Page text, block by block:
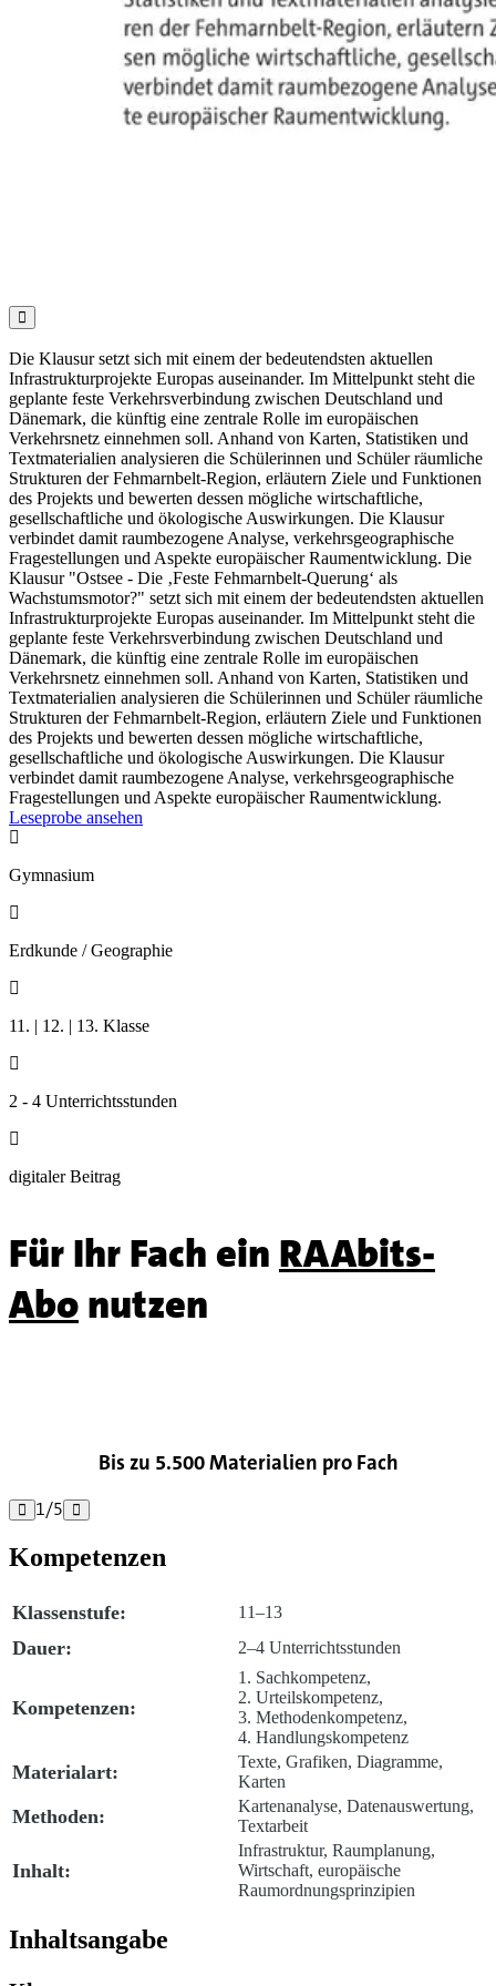

Die Klausur setzt sich mit einem der bedeutendsten aktuellen
Infrastrukturprojekte Europas auseinander. Im Mittelpunkt steht die
geplante feste Verkehrsverbindung zwischen Deutschland und
Dänemark, die künftig eine zentrale Rolle im europäischen
Verkehrsnetz einnehmen soll. Anhand von Karten, Statistiken und
Textmaterialien analysieren die Schülerinnen und Schüler räumliche
Strukturen der Fehmarnbelt-Region, erläutern Ziele und Funktionen
des Projekts und bewerten dessen mögliche wirtschaftliche,
gesellschaftliche und ökologische Auswirkungen. Die Klausur
verbindet damit raumbezogene Analyse, verkehrsgeographische
Fragestellungen und Aspekte europäischer Raumentwicklung. Die
Klausur "Ostsee - Die ‚Feste Fehmarnbelt-Querung‘ als
Wachstumsmotor?" setzt sich mit einem der bedeutendsten aktuellen
Infrastrukturprojekte Europas auseinander. Im Mittelpunkt steht die
geplante feste Verkehrsverbindung zwischen Deutschland und
Dänemark, die künftig eine zentrale Rolle im europäischen
Verkehrsnetz einnehmen soll. Anhand von Karten, Statistiken und
Textmaterialien analysieren die Schülerinnen und Schüler räumliche
Strukturen der Fehmarnbelt-Region, erläutern Ziele und Funktionen
des Projekts und bewerten dessen mögliche wirtschaftliche,
gesellschaftliche und ökologische Auswirkungen. Die Klausur
verbindet damit raumbezogene Analyse, verkehrsgeographische
Fragestellungen und Aspekte europäischer Raumentwicklung.
Leseprobe ansehen

Gymnasium

Erdkunde / Geographie

11. | 12. | 13. Klasse

2 - 4 Unterrichtsstunden

digitaler Beitrag
Für Ihr Fach ein RAAbits-
Abonutzen
Bis zu 5.500 Materialien pro Fach
 1/5 
Kompetenzen
Klassenstufe: 11–13
Dauer: 2–4 Unterrichtsstunden
Kompetenzen:
1. Sachkompetenz,
2. Urteilskompetenz,
3. Methodenkompetenz,
4. Handlungskompetenz
Materialart:
Texte, Grafiken, Diagramme,
Karten
Methoden:
Kartenanalyse, Datenauswertung,
Textarbeit
Inhalt:
Infrastruktur, Raumplanung,
Wirtschaft, europäische
Raumordnungsprinzipien
Inhaltsangabe